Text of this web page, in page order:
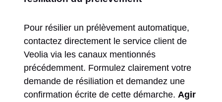
Pour résilier un prélèvement automatique,
contactez directement le service client de
Veolia via les canaux mentionnés
précédemment. Formulez clairement votre
demande de résiliation et demandez une
confirmation écrite de cette démarche. Agir